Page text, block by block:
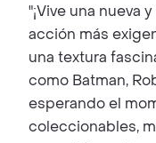
"¡Vive una nueva
acción más
una textura
como Batman,
esperando el
coleccionables,